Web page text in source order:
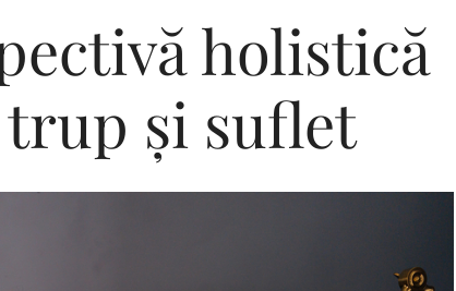
holistică
și suflet
FRUMOS